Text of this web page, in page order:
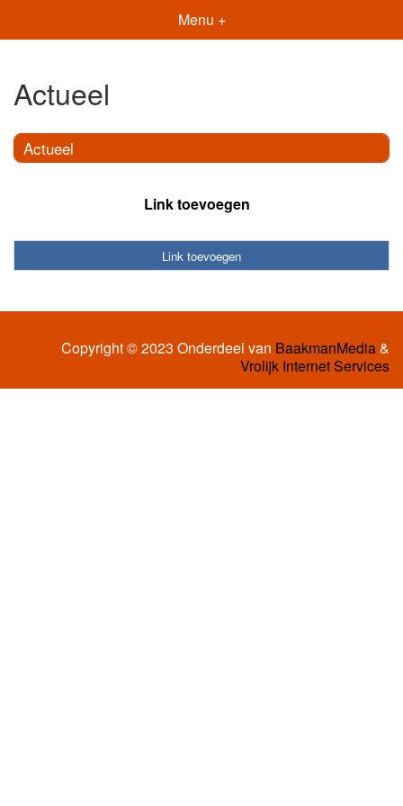
Menu +
Actueel
Actueel
Link toevoegen
Link toevoegen
Copyright © 2023 Onderdeel van BaakmanMedia&
Vrolijk Internet Services